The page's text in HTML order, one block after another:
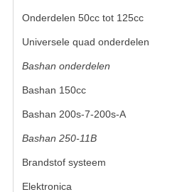
KAPPEN EN FRAME
Onderdelen 50cc tot 125cc(49)
Universele quad onderdelen
Bashan onderdelen
Bashan 150cc(36)
Bashan 200s-7-200s-A(481)
Bashan 250-11B(385)
Brandstof systeem
Elektronica